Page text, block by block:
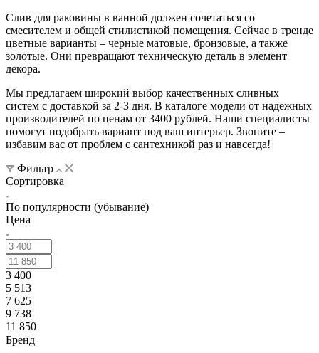
Слив для раковины в ванной должен сочетаться со
смесителем и общей стилистикой помещения. Сейчас в тренде
цветные варианты – черные матовые, бронзовые, а также
золотые. Они превращают техническую деталь в элемент
декора.
Мы предлагаем широкий выбор качественных сливных
систем с доставкой за 2-3 дня. В каталоге модели от надежных
производителей по ценам от 3400 рублей. Наши специалисты
помогут подобрать вариант под ваш интерьер. Звоните –
избавим вас от проблем с сантехникой раз и навсегда!
Фильтр
Сортировка
По популярности (убывание)
Цена
3 400
5 513
7 625
9 738
11 850
Бренд